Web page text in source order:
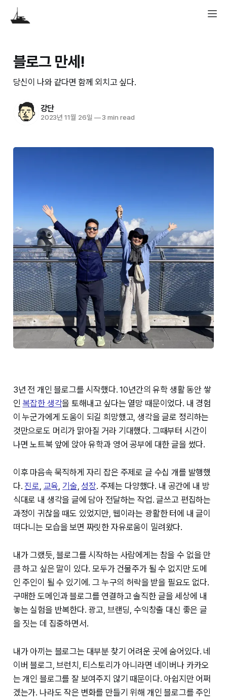
블로그 만세!
당신이 나와 같다면 함께 외치고 싶다.
강단
2023년 11월 26일 —3 min read
3년 전 개인 블로그를 시작했다. 10년간의 유학 생활 동안 쌓
인 복잡한 생각을 토해내고 싶다는 열망 때문이었다. 내 경험
이 누군가에게 도움이 되길 희망했고, 생각을 글로 정리하는
것만으로도 머리가 맑아질 거라 기대했다. 그때부터 시간이
나면 노트북 앞에 앉아 유학과 영어 공부에 대한 글을 썼다.
이후 마음속 묵직하게 자리 잡은 주제로 글 수십 개를 발행했
다. 진로 교육 기술 ,성장. 주제는 다양했다. 내 공간에 내 방
식대로 내 생각을 글에 담아 전달하는 작업. 글쓰고 편집하는
과정이 귀찮을 때도 있었지만, 웹이라는 광활한 터에 내 글이
떠다니는 모습을 보면 짜릿한 자유로움이 밀려왔다.
내가 그랬듯, 블로그를 시작하는 사람에게는 참을 수 없을 만
큼 하고 싶은 말이 있다. 모두가 건물주가 될 수 없지만 도메
인 주인이 될 수 있기에. 그 누구의 허락을 받을 필요도 없다.
구매한 도메인과 블로그를 연결하고 솔직한 글을 세상에 내
놓는 실험을 반복한다. 광고, 브랜딩, 수익창출 대신 좋은 글
을 짓는 데 집중하면서.
내가 아끼는 블로그는 대부분 찾기 어려운 곳에 숨어있다. 네
이버 블로그, 브런치, 티스토리가 아니라면 네이버나 카카오
는 개인 블로그를 잘 보여주지 않기 때문이다. 아쉽지만 어쩌
겠는가. 나라도 작은 변화를 만들기 위해 개인 블로그를 주인